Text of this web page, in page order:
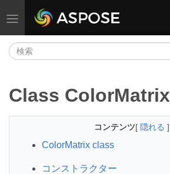
ナビゲーションの切り替え
Class ColorMatrix
コンテンツ[ 隠れる ]
ColorMatrix class
コンストラクター